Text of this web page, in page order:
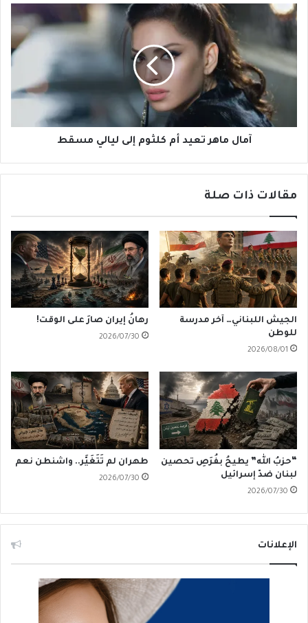
آمال
ماهر
أم
كلثوم
مسقط
آمال ماهر تعيد أم كلثوم إلى ليالي مسقط
مقالات ذات صلة
الجيش اللبناني… آخر مدرسة
للوطن
2026/08/01
رهانُ إيران صارَ على الوقت!
2026/07/30
“حزبُ الله” يطيحُ بفُرَصِ تحصين
لبنان ضدّ إسرائيل
2026/07/30
طهران لم تَتَغَيَّر.. واشنطن نعم
2026/07/30
الإعلانات